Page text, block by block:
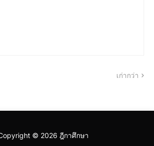
เก่ากว่า
© 2026 ฎีกาศึกษา